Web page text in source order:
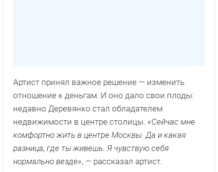
Артист принял важное решение — изменить
отношение к деньгам. И оно дало свои плоды:
недавно Деревянко стал обладателем
недвижимости в центре столицы. «Сейчас мне
комфортно жить в центре Москвы. Да и какая
разница, где ты живешь. Я чувствую себя
нормально везде», — рассказал артист.